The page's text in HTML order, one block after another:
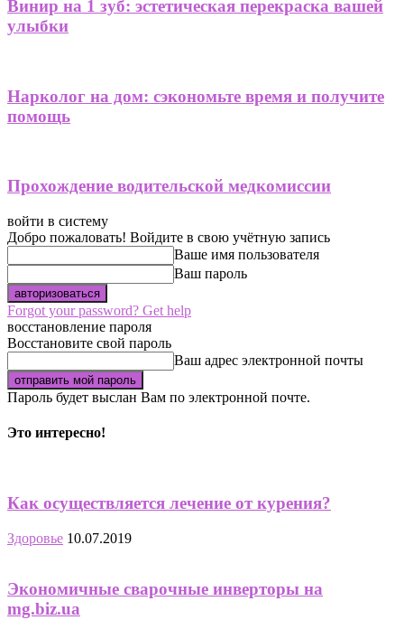
Винир на 1 зуб: эстетическая перекраска вашей
улыбки
Нарколог на дом: сэкономьте время и получите
помощь
Прохождение водительской медкомиссии
войти в систему
Добро пожаловать! Войдите в свою учётную запись
Ваше имя пользователя
Ваш пароль
Forgot your password? Get help
восстановление пароля
Восстановите свой пароль
Ваш адрес электронной почты
Пароль будет выслан Вам по электронной почте.
Это интересно!
Как осуществляется лечение от курения?
Здоровье 10.07.2019
Экономичные сварочные инверторы на
mg.biz.ua